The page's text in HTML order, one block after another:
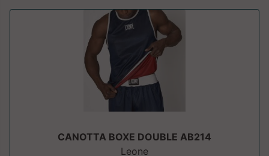
CANOTTA BOXE DOUBLE AB214
Leone